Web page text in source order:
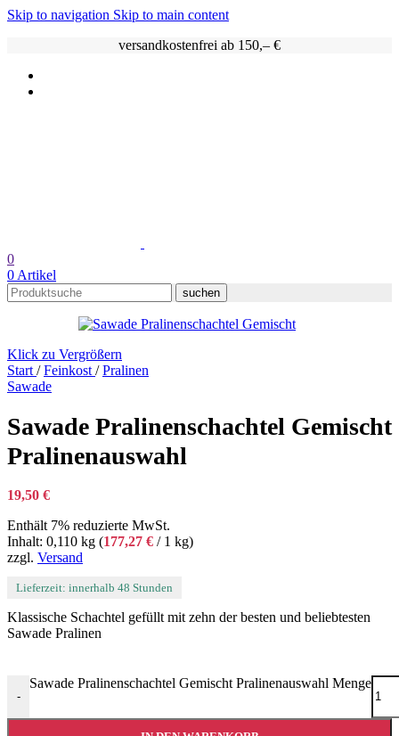
Skip to navigation Skip to main content
versandkostenfrei ab 150,– €
0
0 Artikel
suchen
Klick zu Vergrößern
Start / Feinkost / Pralinen
Sawade
Sawade Pralinenschachtel Gemischt
Pralinenauswahl
19,50 €
Enthält 7% reduzierte MwSt.
Inhalt: 0,110 kg (177,27 € / 1 kg)
zzgl. Versand
Lieferzeit: innerhalb 48 Stunden
Klassische Schachtel gefüllt mit zehn der besten und beliebtesten
Sawade Pralinen
-
Sawade Pralinenschachtel Gemischt Pralinenauswahl Menge